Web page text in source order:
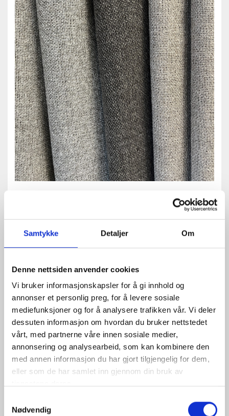
Samtykke Detaljer Om
Denne nettsiden anvender cookies
Vi bruker informasjonskapsler for å gi innhold og
annonser et personlig preg, for å levere sosiale
mediefunksjoner og for å analysere trafikken vår. Vi deler
dessuten informasjon om hvordan du bruker nettstedet
vårt, med partnerne våre innen sosiale medier,
annonsering og analysearbeid, som kan kombinere den
med annen informasjon du har gjort tilgjengelig for dem,
eller som de har samlet inn gjennom din bruk av
Nødvendig
For å skape en lun og harmonisk atmosfære har
Halvor valgt semi-transparente gardiner i tekstilen
er et prisgunstig tekstil i dobbel bredde, med en
løsvevd kvalitet og en myk, ulltweed-lignende
Materialet består av 67 % polyakryl, 25 % polyester
og 8 % ull, en sammensetning som gir både
holdbarhet og tekstilfølelse. Gardinene falmer ikke,
og egner seg spesielt godt til wavefold, som gir et
mykt og bølgende fall. Resultatet er en
gardinløsning som føles både moderne og tidløs –
perfekt tilpasset hyttas stil.
Nyttig informasjon om gardiner